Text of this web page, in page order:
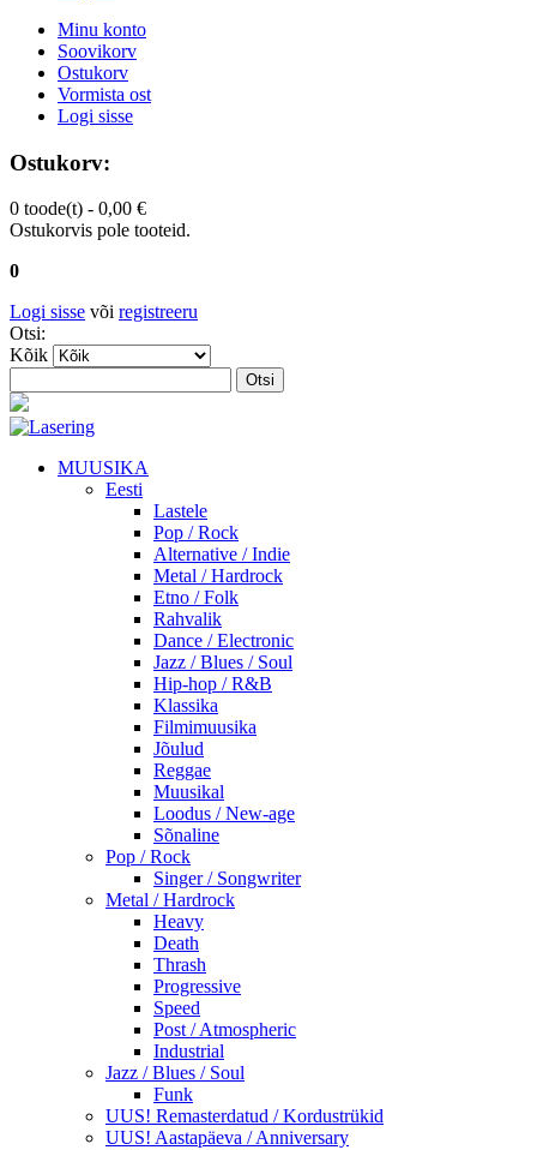
Minu konto
Soovikorv
Ostukorv
Vormista ost
Logi sisse
Ostukorv:
0 toode(t) - 0,00 €
Ostukorvis pole tooteid.
0
Logi sisse või registreeru
Otsi:
Kõik
Otsi
MUUSIKA
Eesti
Lastele
Pop / Rock
Alternative / Indie
Metal / Hardrock
Etno / Folk
Rahvalik
Dance / Electronic
Jazz / Blues / Soul
Hip-hop / R&B
Klassika
Filmimuusika
Jõulud
Reggae
Muusikal
Loodus / New-age
Sõnaline
Pop / Rock
Singer / Songwriter
Metal / Hardrock
Heavy
Death
Thrash
Progressive
Speed
Post / Atmospheric
Industrial
Jazz / Blues / Soul
Funk
UUS! Remasterdatud / Kordustrükid
UUS! Aastapäeva / Anniversary